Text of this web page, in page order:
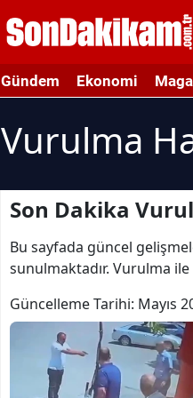
Gündem Ekonomi
Vurulma
Son Dakika
Bu sayfada güncel
sunulmaktadır. Vurulma
Güncelleme Tarihi: Mayıs